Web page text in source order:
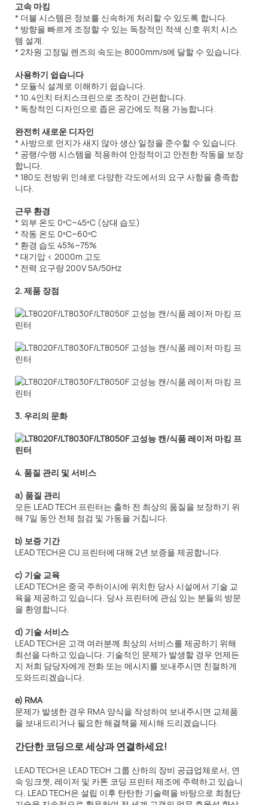
고속 마킹
* 더블 시스템은 정보를 신속하게 처리할 수 있도록 합니다.
* 방향을 빠르게 조정할 수 있는 독창적인 적색 신호 위치 시스
템 설계.
* 2차원 고정밀 렌즈의 속도는 8000mm/s에 달할 수 있습니다.
사용하기 쉽습니다
* 모듈식 설계로 이해하기 쉽습니다.
* 10.4인치 터치스크린으로 조작이 간편합니다.
* 독창적인 디자인으로 좁은 공간에도 적용 가능합니다.
완전히 새로운 디자인
* 사방으로 먼지가 새지 않아 생산 일정을 준수할 수 있습니다.
* 공랭/수랭 시스템을 적용하여 안정적이고 안전한 작동을 보장
합니다.
* 180도 전방위 인쇄로 다양한 각도에서의 요구 사항을 충족합
니다.
근무 환경
* 외부 온도 0ºC~45ºC (상대 습도)
* 작동 온도 0ºC~60ºC
* 환경 습도 45%~75%
* 대기압 < 2000m 고도
* 전력 요구량 200V 5A/50Hz
2. 제품 장점
3. 우리의 문화
4. 품질 관리 및 서비스
a) 품질 관리
모든 LEAD TECH 프린터는 출하 전 최상의 품질을 보장하기 위
해 7일 동안 전체 점검 및 가동을 거칩니다.
b) 보증 기간
LEAD TECH은 CIJ 프린터에 대해 2년 보증을 제공합니다.
c) 기술 교육
LEAD TECH은 중국 주하이시에 위치한 당사 시설에서 기술 교
육을 제공하고 있습니다. 당사 프린터에 관심 있는 분들의 방문
을 환영합니다.
d) 기술 서비스
LEAD TECH은 고객 여러분께 최상의 서비스를 제공하기 위해
최선을 다하고 있습니다. 기술적인 문제가 발생할 경우 언제든
지 저희 담당자에게 전화 또는 메시지를 보내주시면 친절하게
도와드리겠습니다.
e) RMA
문제가 발생한 경우 RMA 양식을 작성하여 보내주시면 교체품
을 보내드리거나 필요한 해결책을 제시해 드리겠습니다.
간단한 코딩으로 세상과 연결하세요!
LEAD TECH은 LEAD TECH 그룹 산하의 장비 공급업체로서, 연
속 잉크젯, 레이저 및 카톤 코딩 프린터 제조에 주력하고 있습니
다. LEAD TECH은 설립 이후 탄탄한 기술력을 바탕으로 최첨단